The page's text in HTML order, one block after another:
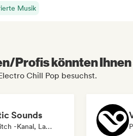
Musik
Profis könnten Ihnen
Chill Pop besuchst.
Sounds
YouTube/Twitch -Kanal, Label